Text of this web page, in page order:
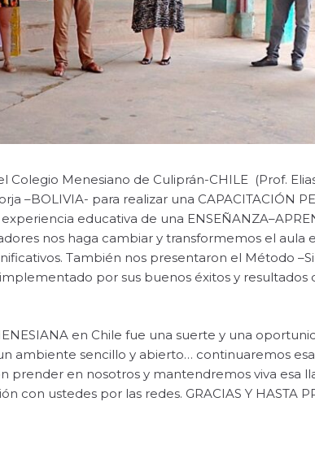
Colegio Menesiano de Culiprán-CHILE (Prof.
–BOLIVIA- para realizar una CAPACITACIÓN
educativa de una
nos haga cambiar y transformemos el aula
También nos presentaron el Método
por sus buenos éxitos y resultados
en Chile fue una suerte y una
ambiente sencillo y abierto… continuaremos
prender en nosotros y mantendremos viva esa
con ustedes por las redes. GRACIAS Y HASTA